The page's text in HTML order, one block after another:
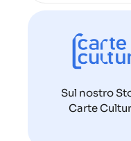
Sul nostro
Carte